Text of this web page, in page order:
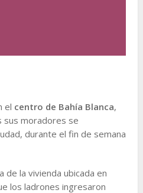
el centro de Bahía Blanca,
sus moradores se
durante el fin de semana
de la vivienda ubicada en
los ladrones ingresaron